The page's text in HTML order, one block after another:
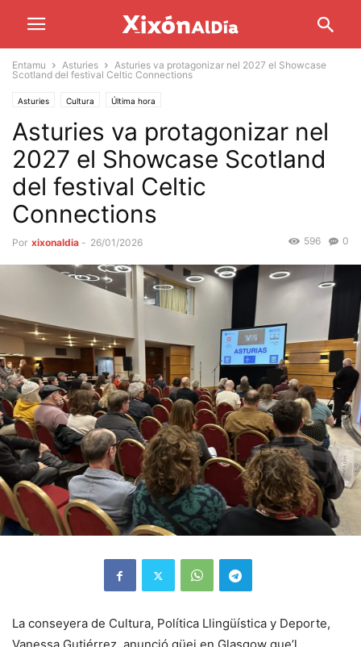
Entamu Asturies
Asturies va protagonizar nel 2027 el Showcase
Scotland del festival Celtic Connections
Asturies Cultura Última hora
Asturies va protagonizar nel
2027 el Showcase Scotland
del festival Celtic
Connections
Por xixonaldia - 26/01/2026 0
596
La conseyera de Cultura, Política Llingüística y Deporte,